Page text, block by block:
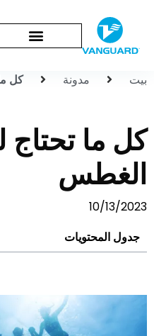
بيت مدونة كل
كل ما
الغطس
10/13/2023
جدول المحتويات